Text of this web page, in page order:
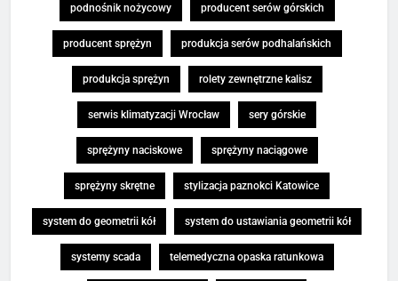
podnośnik nożycowy producent serów górskich
producent sprężyn produkcja serów podhalańskich
produkcja sprężyn rolety zewnętrzne kalisz
serwis klimatyzacji Wrocław sery górskie
sprężyny naciskowe sprężyny naciągowe
sprężyny skrętne stylizacja paznokci Katowice
system do geometrii kół system do ustawiania geometrii kół
systemy scada telemedyczna opaska ratunkowa